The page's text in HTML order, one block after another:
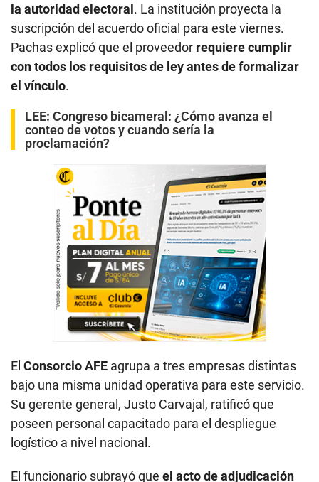
la autoridad electoral. La institución proyecta la
suscripción del acuerdo oficial para este viernes.
Pachas explicó que el proveedor requiere cumplir
con todos los requisitos de ley antes de formalizar
el vínculo.
LEE: Congreso bicameral: ¿Cómo avanza el
conteo de votos y cuando sería la
proclamación?
El Consorcio AFE agrupa a tres empresas distintas
bajo una misma unidad operativa para este servicio.
Su gerente general, Justo Carvajal, ratificó que
poseen personal capacitado para el despliegue
logístico a nivel nacional.
El funcionario subrayó que el acto de adjudicación